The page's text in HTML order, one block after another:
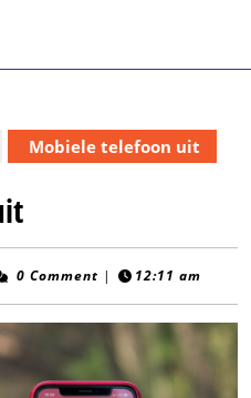
Mobiele telefoon uit
0 Comment | 12:11 am